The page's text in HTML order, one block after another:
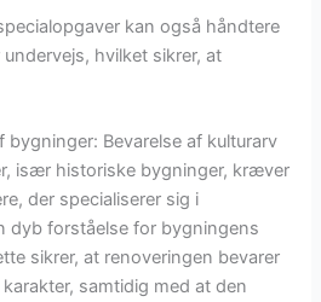
kan også håndtere
hvilket sikrer, at
bygninger: Bevarelse af kulturarv
især historiske bygninger, kræver
der specialiserer sig i
dyb forståelse for bygningens
sikrer, at renoveringen bevarer
samtidig med at den